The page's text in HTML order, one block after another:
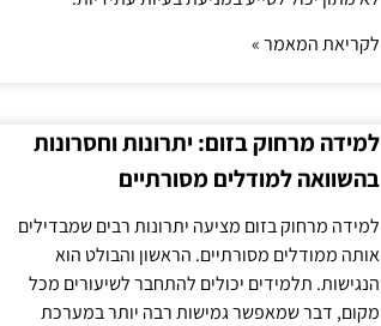
לקריאת המאמר »
למידה מרחוק בזום: יתרונות וחסרונות
בהשוואה למודלים מסורתיים
למידה מרחוק בזום מציעה יתרונות רבים שמבדילים
אותה ממודלים מסורתיים. הראשון והבולט הוא
הנגישות. תלמידים יכולים להתחבר לשיעורים מכל
מקום, דבר שמאפשר גמישות רבה יותר במערכת